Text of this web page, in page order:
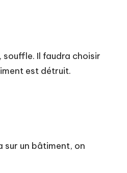
Il faudra choisir
est détruit.
sur un bâtiment, on